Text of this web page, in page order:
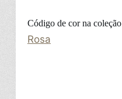
Código de cor na coleção
Rosa